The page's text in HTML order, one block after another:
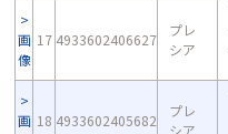
画
像
17 4933602406627
プレ
シア
画 18 4933602405682
プレ
シア